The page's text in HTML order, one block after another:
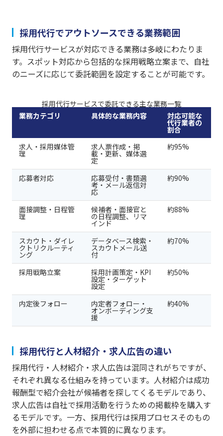
採用代行でアウトソースできる業務範囲
採用代行サービスが対応できる業務は多岐にわたりま
す。スポット対応から包括的な採用戦略立案まで、自社
のニーズに応じて委託範囲を設定することが可能です。
採用代行サービスで委託できる主な業務一覧
業務カテゴリ
具体的な業務内容 対応可能な
代行業者の
割合
求人・採用媒体管
理
求人票作成・掲
載・更新、媒体選
定
約95%
応募者対応 応募受付・書類選
考・メール返信対
応
約90%
面接調整・日程管
理
候補者・面接官と
の日程調整、リマ
インド
約88%
スカウト・ダイレ
クトリクルーティ
ング
データベース検索・
スカウトメール送
付
約70%
採用戦略立案 採用計画策定・KPI
設定・ターゲット
設定
約50%
内定後フォロー 内定者フォロー・
オンボーディング支
援
約40%
採用代行と人材紹介・求人広告の違い
採用代行・人材紹介・求人広告は混同されがちですが、
それぞれ異なる仕組みを持っています。人材紹介は成功
報酬型で紹介会社が候補者を探してくるモデルであり、
求人広告は自社で採用活動を行うための掲載枠を購入す
るモデルです。一方、採用代行は採用プロセスそのもの
を外部に担わせる点で本質的に異なります。